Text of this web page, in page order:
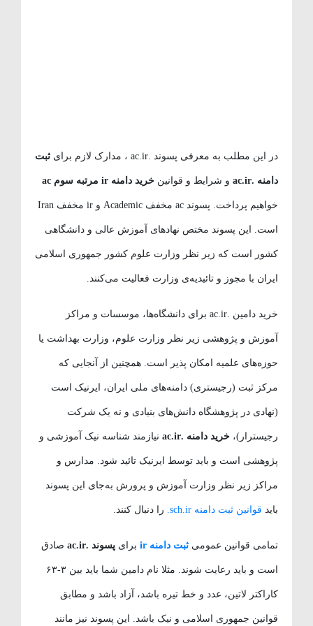
در این مطلب به معرفی پسوند .ac.ir ، مدارک لازم برای ثبت
دامنه .ac.ir و شرایط و قوانینخرید دامنه ir مرتبه سوم ac
خواهیم پرداخت. پسوند ac مخفف Academic و ir مخفف Iran
است. این پسوند مختص نهادهای آموزش عالی و دانشگاهی
کشور است که زیر نظر وزارت علوم کشور جمهوری اسلامی
ایران با مجوز و تائیدیه‌ی وزارت فعالیت می‌کنند.
خرید دامین .ac.ir برای دانشگاه‌ها، موسسات و مراکز
آموزش و پژوهشی زیر نظر وزارت علوم، وزارت بهداشت یا
حوزه‌های علمیه امکان پذیر است. همچنین از آنجایی که
مرکز ثبت (رجیستری) دامنه‌های ملی ایران، ایرنیک است
(نهادی در پژوهشگاه دانش‌های بنیادی و نه یک شرکت
رجیسترار)، خرید دامنه .ac.ir نیازمند شناسه نیک آموزشی و
پژوهشی است و باید توسط ایرنیک تائید شود. مدارس و
مراکز زیر نظر وزارت آموزش و پرورش به‌جای این پسوند
بایدقوانین ثبت دامنه sch.ir. را دنبال کنند.
تمامی قوانین عمومیثبت دامنه ir برای پسوند .ac.ir صادق
است و باید رعایت شوند. مثلا نام دامین شما باید بین ۳-۶۳
کاراکتر لاتین، عدد و خط تیره باشد، آزاد باشد و مطابق
قوانین جمهوری اسلامی و نیک باشد. این پسوند نیز مانند